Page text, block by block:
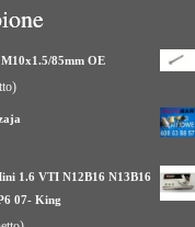
85mm OE
1.6 VTI N12B16 N13B16
07- King